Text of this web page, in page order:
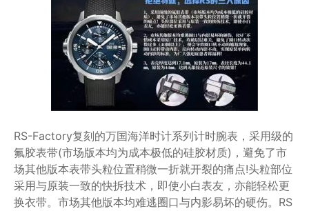
RS-Factory复刻的万国海洋时计系列计时腕表，采用级的
氟胶表带(市场版本均为成本极低的硅胶材质)，避免了市
场其他版本表带头粒位置稍微一折就开裂的痛点!头粒部位
采用与原装一致的快拆技术，即使小白表友，亦能轻松更
换衣带。市场其他版本均难逃圈口与内影易坏的硬伤。RS